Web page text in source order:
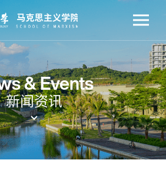
& Events
新闻资讯